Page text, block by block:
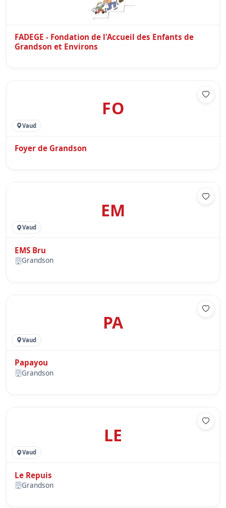
FADEGE - Fondation de l'Accueil des Enfants de
Grandson et Environs
FO
Vaud
Foyer de Grandson
EM
Vaud
EMS Bru
Grandson
PA
Vaud
Papayou
Grandson
LE
Vaud
Le Repuis
Grandson